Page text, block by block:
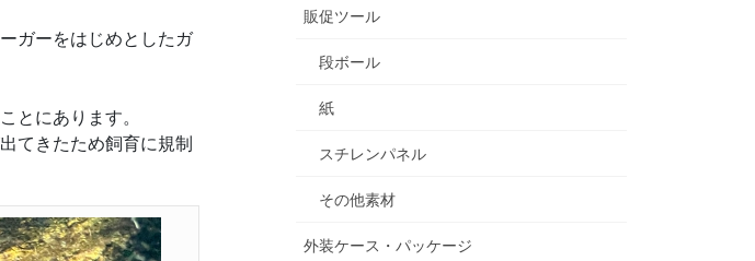
ガーをはじめとしたガ
とにあります。
てきたため飼育に規制
販促ツール
段ボール
紙
スチレンパネル
その他素材
外装ケース・パッケージ